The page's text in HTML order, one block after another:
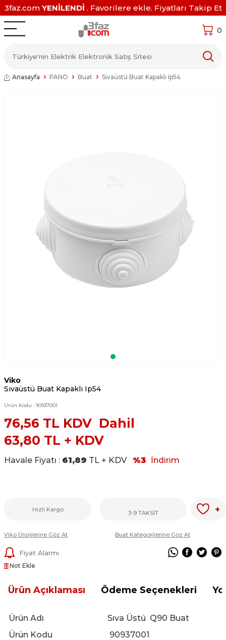
3faz.com YENİLENDİ . Favorilere ekle. Fiyatları Takip Et
0
Anasayfa PANO Buat Sıvaüstü Buat Kapaklı Ip54
Viko
Sıvaüstü Buat Kapaklı Ip54
Ürün Kodu : 90937001
76,56 TL KDV Dahil
63,80 TL + KDV
Havale Fiyatı : 61,89 TL + KDV %3 İndirim
Hızlı Kargo 3-9 TAKSİT +
Viko Ürünlerine Göz At Buat Kategorilerine Göz At
Fiyat Alarmı
Not Ekle
Ürün Açıklaması Ödeme Seçenekleri
Ürün Adı
Sıva Üstü Q90 Buat
Ürün Kodu
90937001